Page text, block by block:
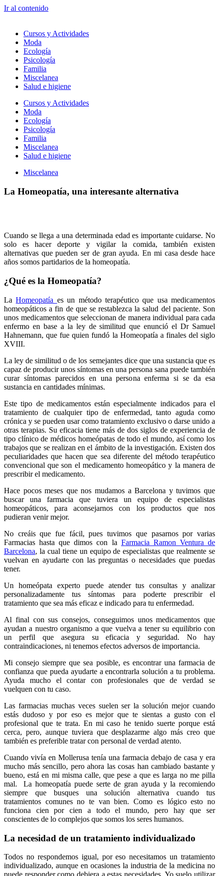
Ir al contenido
Cursos y Actividades
Moda
Ecología
Psicología
Familia
Miscelanea
Salud e higiene
Cursos y Actividades
Moda
Ecología
Psicología
Familia
Miscelanea
Salud e higiene
Miscelanea
La Homeopatía, una interesante alternativa
Cuando se llega a una determinada edad es importante cuidarse. No
solo es hacer deporte y vigilar la comida, también existen
alternativas que pueden ser de gran ayuda. En mi casa desde hace
años somos partidarios de la homeopatía.
¿Qué es la Homeopatía?
LaHomeopatía es un método terapéutico que usa medicamentos
homeopáticos a fin de que se restablezca la salud del paciente. Son
unos medicamentos que seleccionan de manera individual para cada
enfermo en base a la ley de similitud que enunció el Dr Samuel
Hahnemann, que fue quien fundó la Homeopatía a finales del siglo
XVIII.
La ley de similitud o de los semejantes dice que una sustancia que es
capaz de producir unos síntomas en una persona sana puede también
curar síntomas parecidos en una persona enferma si se da esa
sustancia en cantidades mínimas.
Este tipo de medicamentos están especialmente indicados para el
tratamiento de cualquier tipo de enfermedad, tanto aguda como
crónica y se pueden usar como tratamiento exclusivo o darse unido a
otras terapias. Su eficacia tiene más de dos siglos de experiencia de
tipo clínico de médicos homeópatas de todo el mundo, así como los
trabajos que se realizan en el ámbito de la investigación. Existen dos
peculiaridades que hacen que sea diferente del método terapéutico
convencional que son el medicamento homeopático y la manera de
prescribir el medicamento.
Hace pocos meses que nos mudamos a Barcelona y tuvimos que
buscar una farmacia que tuviera un equipo de especialistas
homeopáticos, para aconsejarnos con los productos que nos
pudieran venir mejor.
No creáis que fue fácil, pues tuvimos que pasarnos por varias
Farmacias hasta que dimos con la Farmacia Ramon Ventura de
Barcelona, la cual tiene un equipo de especialistas que realmente se
vuelvan en ayudarte con las preguntas o necesidades que puedas
tener.
Un homeópata experto puede atender tus consultas y analizar
personalizadamente tus síntomas para poderte prescribir el
tratamiento que sea más eficaz e indicado para tu enfermedad.
Al final con sus consejos, conseguimos unos medicamentos que
ayudan a nuestro organismo a que vuelva a tener su equilibrio con
un perfil que asegura su eficacia y seguridad. No hay
contraindicaciones, ni tenemos efectos adversos de importancia.
Mi consejo siempre que sea posible, es encontrar una farmacia de
confianza que pueda ayudarte a encontrarla solución a tu problema.
Ayuda mucho el contar con profesionales que de verdad se
vuelquen con tu caso.
Las farmacias muchas veces suelen ser la solución mejor cuando
estás dudoso y por eso es mejor que te sientas a gusto con el
profesional que te trata. En mi caso he tenido suerte porque está
cerca, pero, aunque tuviera que desplazarme algo más creo que
también es preferible tratar con personal de verdad atento.
Cuando vivía en Mollerusa tenía una farmacia debajo de casa y era
mucho más sencillo, pero ahora las cosas han cambiado bastante y
bueno, está en mi misma calle, que pese a que es larga no me pilla
mal. La homeopatía puede serte de gran ayuda y la recomiendo
siempre que busques una solución alternativa cuando tus
tratamientos comunes no te van bien. Como es lógico esto no
funciona cien por cien a todo el mundo, pero hay que ser
conscientes de lo complejos que somos los seres humanos.
La necesidad de un tratamiento individualizado
Todos no respondemos igual, por eso necesitamos un tratamiento
individualizado, aunque en ocasiones la industria de la medicina no